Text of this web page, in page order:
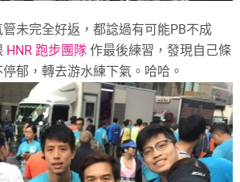
未完全好返，都諗過有可能PB不成
HNR 跑步團隊 作最後練習，發現自己條
郁，轉去游水練下氣。哈哈。